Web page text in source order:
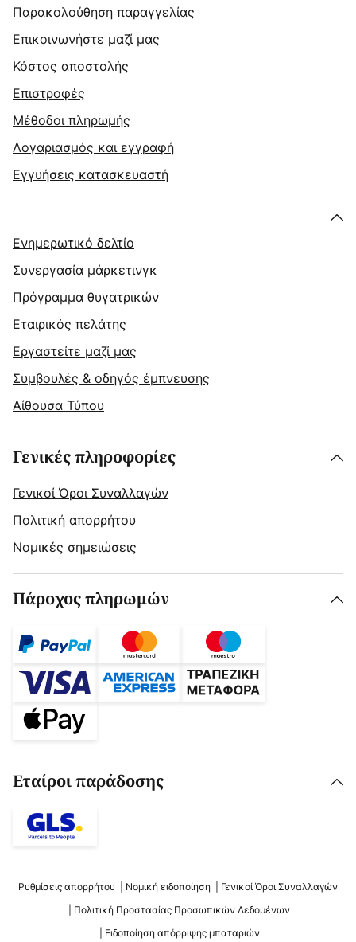
Παρακολούθηση παραγγελίας
Επικοινωνήστε μαζί μας
Κόστος αποστολής
Επιστροφές
Μέθοδοι πληρωμής
Λογαριασμός και εγγραφή
Εγγυήσεις κατασκευαστή
Ενημερωτικό δελτίο
Συνεργασία μάρκετινγκ
Πρόγραμμα θυγατρικών
Εταιρικός πελάτης
Εργαστείτε μαζί μας
Συμβουλές & οδηγός έμπνευσης
Αίθουσα Τύπου
Γενικές πληροφορίες
Γενικοί Όροι Συναλλαγών
Πολιτική απορρήτου
Νομικές σημειώσεις
Πάροχος πληρωμών
Εταίροι παράδοσης
Ρυθμίσεις απορρήτου Νομική ειδοποίηση
Γενικοί Όροι Συναλλαγών
Πολιτική Προστασίας Προσωπικών Δεδομένων
Ειδοποίηση απόρριψης μπαταριών